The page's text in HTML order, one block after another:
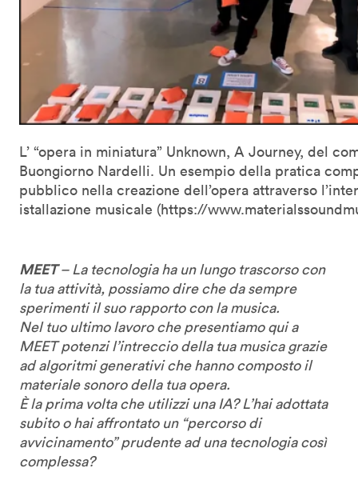
L’ “opera in miniatura” Unknown, A Journey, del
Buongiorno Nardelli. Un esempio della pratica
pubblico nella creazione dell’opera attraverso
istallazione musicale (https://
MEET– La tecnologia ha un lungo trascorso con
la tua attività, possiamo dire che da sempre
sperimenti il suo rapporto con la musica.
Nel tuo ultimo lavoro che presentiamo qui a
MEET potenzi l’intreccio della tua musica grazie
ad algoritmi generativi che hanno composto il
materiale sonoro della tua opera.
È la prima volta che utilizzi una IA? L’hai adottata
subito o hai affrontato un “percorso di
avvicinamento” prudente ad una tecnologia così
complessa?